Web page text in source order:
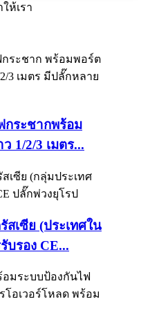
ห้เรา
กระชากพร้อม
1/2/3 เมตร...
สเซีย (ประเทศใน
บรอง CE...